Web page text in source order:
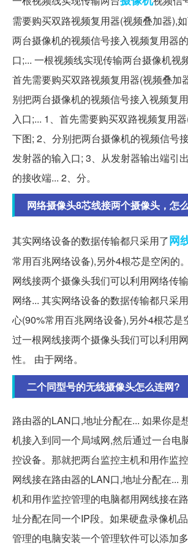
需要购买双路视频复用器(视频叠加器),
两台摄像机的视频信号接入视频复用器
口;... 一根视频线实现传输两台摄像机视
首先需要购买双路视频复用器(视频叠加
别把两台摄像机的视频信号接入视频复
入口;... 1、首先需要购买双路视频复用
下图; 2、分别把两台摄像机的视频信号
发射器的输入口; 3、从发射器输出端引
的接收端... 2、分。
网络摄像头8芯线接两个摄像头，怎
其实网络设备的数据传输都只采用了网
常用百兆网络设备),另外4根芯是空闲的
网线接两个摄像头我们可以利用网络传
网络... 其实网络设备的数据传输都只采
心(90%常用百兆网络设备),另外4根芯是
过一根网线接两个摄像头我们可以利用
性。 由于网络。
二个同型号的无线摄像头怎么连网?
路由器的LAN口,地址分配在... 如果你是
机接入到同一个局域网,然后通过一台电
控设备。那就把两台监控主机和用作监
网线接在路由器的LAN口,地址分配在...
机和用作监控管理的电脑都用网线接在
址分配在同一个IP段。如果硬盘录像机
管理的电脑安装一个管理软件可以添加